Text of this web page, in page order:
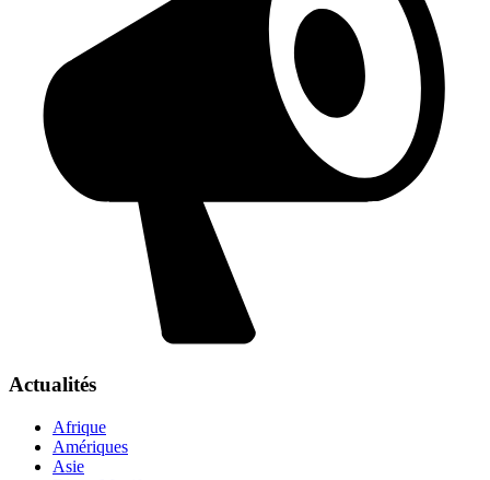
Actualités
Afrique
Amériques
Asie